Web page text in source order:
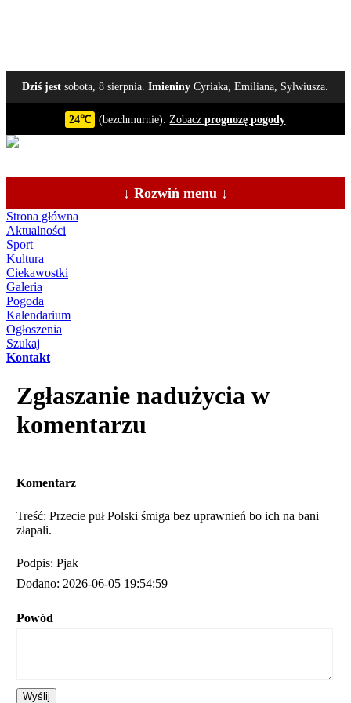
Dziś jest sobota, 8 sierpnia.Imieniny Cyriaka, Emiliana, Sylwiusza.
24℃ (bezchmurnie).Zobaczprognozę pogody
↓ Rozwiń menu ↓
Strona główna
Aktualności
Sport
Kultura
Ciekawostki
Galeria
Pogoda
Kalendarium
Ogłoszenia
Szukaj
Kontakt
Zgłaszanie nadużycia w
komentarzu
Komentarz
Treść: Przecie puł Polski śmiga bez uprawnień bo ich na bani
złapali.
Podpis: Pjak
Dodano: 2026-06-05 19:54:59
Powód
Wyślij